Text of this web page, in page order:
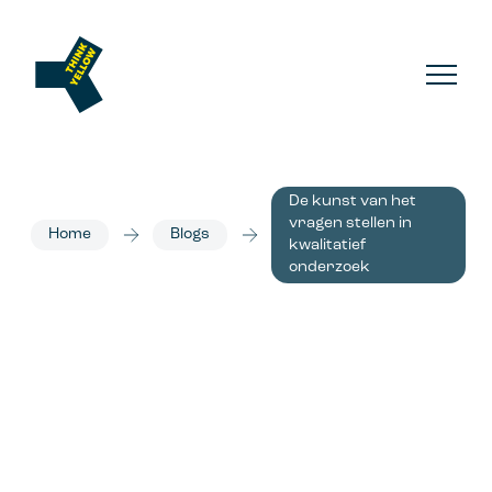
Home Blogs
De kunst van het
vragen stellen in
kwalitatief
onderzoek